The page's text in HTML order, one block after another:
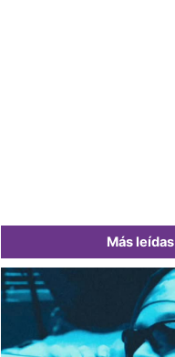
Más leídas